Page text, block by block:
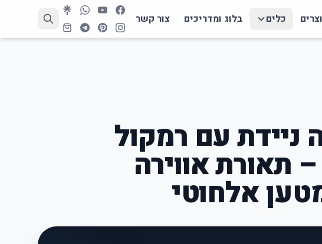
כלים בלוג ומדריכים צור קשר
ניידת עם רמקול
Bluetooth – תאורת אווירה
אלחוטי